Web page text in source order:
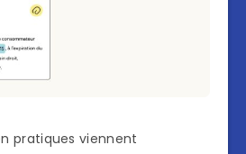
pratiques viennent